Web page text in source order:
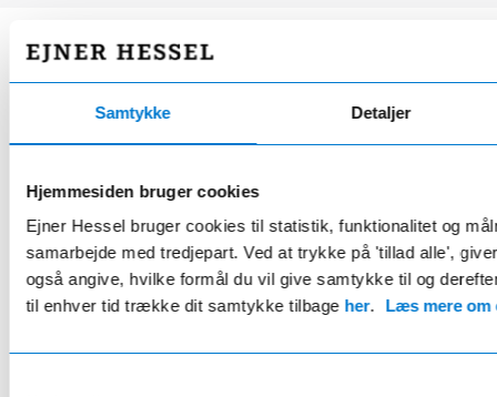
Samtykke Detaljer
Hjemmesiden bruger cookies
Ejner Hessel bruger cookies til statistik, funktionalitet og
samarbejde med tredjepart. Ved at trykke på 'tillad alle',
også angive, hvilke formål du vil give samtykke til og
til enhver tid trække dit samtykke tilbage her. Læs mere om
HESSEL STARPLUS COMPLETE
Fordelsaftale
kun 219 kr/md.*
Eksklusivt for Mercedes ejere
20% rabat på serviceeftersyn og reparationer
24 bilvaske årligt
Gratis lånebil ifm. service